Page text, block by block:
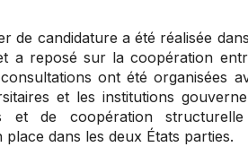
de candidature a été réalisée
a reposé sur la coopération
ont été organisées
et les institutions
et de coopération
dans les deux États parties.